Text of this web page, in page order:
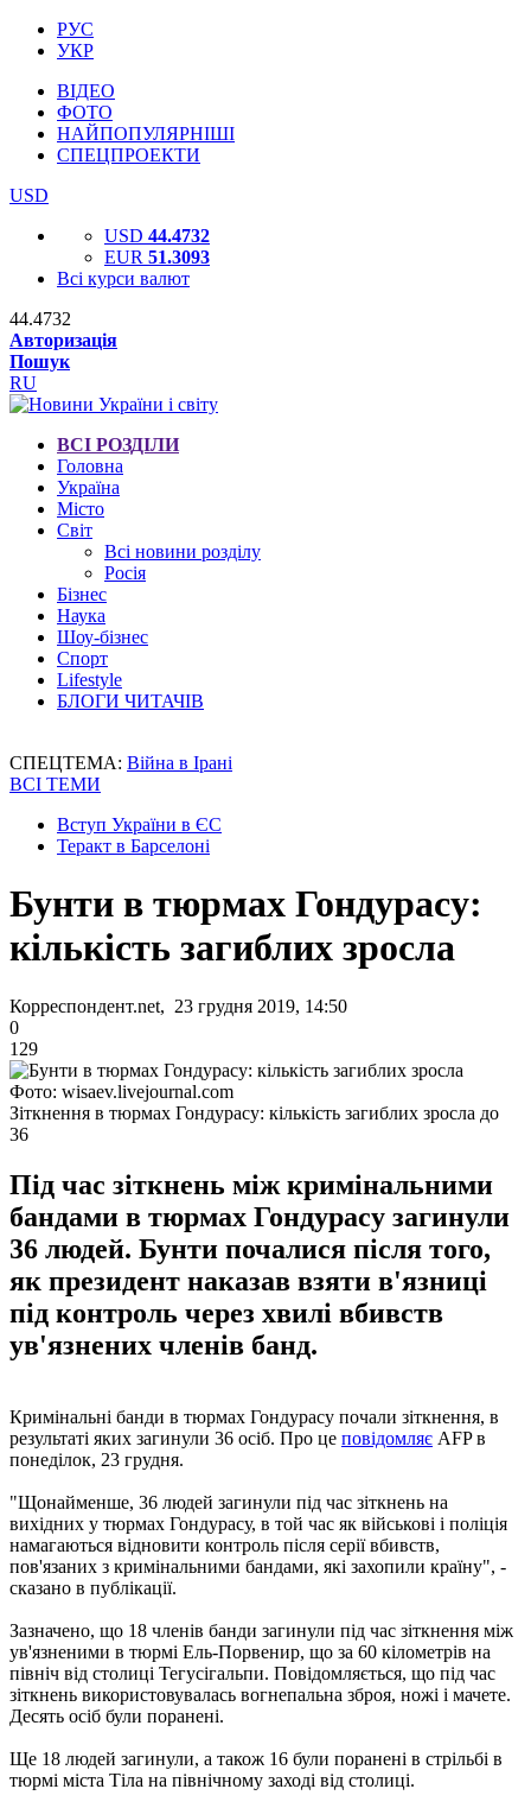
РУС
УКР
ВІДЕО
ФОТО
НАЙПОПУЛЯРНІШІ
СПЕЦПРОЕКТИ
USD
USD 44.4732
EUR 51.3093
Всі курси валют
44.4732
Авторизація
Пошук
RU
ВСІ РОЗДІЛИ
Головна
Україна
Місто
Світ
Всі новини розділу
Росія
Бізнес
Наука
Шоу-бізнес
Спорт
Lifestyle
БЛОГИ ЧИТАЧІВ
СПЕЦТЕМА: Війна в Ірані
ВСІ ТЕМИ
Вступ України в ЄС
Теракт в Барселоні
Бунти в тюрмах Гондурасу:
кількість загиблих зросла
Корреспондент.net, 23 грудня 2019, 14:50
0
129
Фото: wisaev.livejournal.com
Зіткнення в тюрмах Гондурасу: кількість загиблих зросла до
36
Під час зіткнень між кримінальними
бандами в тюрмах Гондурасу загинули
36 людей. Бунти почалися після того,
як президент наказав взяти в'язниці
під контроль через хвилі вбивств
ув'язнених членів банд.
Кримінальні банди в тюрмах Гондурасу почали зіткнення, в
результаті яких загинули 36 осіб. Про це повідомляє AFP в
понеділок, 23 грудня.
"Щонайменше, 36 людей загинули під час зіткнень на
вихідних у тюрмах Гондурасу, в той час як військові і поліція
намагаються відновити контроль після серії вбивств,
пов'язаних з кримінальними бандами, які захопили країну", -
сказано в публікації.
Зазначено, що 18 членів банди загинули під час зіткнення між
ув'язненими в тюрмі Ель-Порвенир, що за 60 кілометрів на
північ від столиці Тегусігальпи. Повідомляється, що під час
зіткнень використовувалась вогнепальна зброя, ножі і мачете.
Десять осіб були поранені.
Ще 18 людей загинули, а також 16 були поранені в стрільбі в
тюрмі міста Тіла на північному заході від столиці.